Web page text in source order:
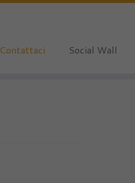
Contattaci Social Wall